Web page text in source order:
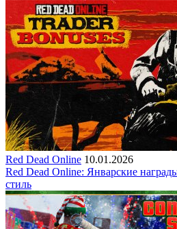
Red Dead Online 10.01.2026
Red Dead Online: Январские
стиль